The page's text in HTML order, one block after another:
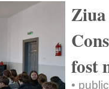
fost
•